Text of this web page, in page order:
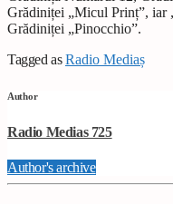
Grădiniței „Micul Prinț”, iar
Grădiniței „Pinocchio”.
Tagged asRadio Mediaș
Author
Radio Medias 725
Author's archive